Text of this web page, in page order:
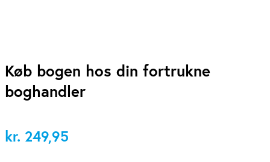
Køb bogen hos din fortrukne
boghandler
kr. 249,95